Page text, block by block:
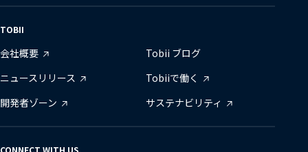
TOBII
会社概要
Tobii ブログ
ニュースリリース
Tobiiで働く
開発者ゾーン
サステナビリティ
CONNECT WITH US